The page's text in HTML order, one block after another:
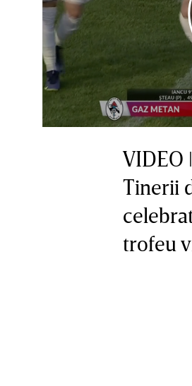
VIDEO
Tinerii
trofeu